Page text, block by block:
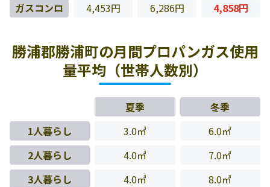
ガスコンロ
4,453円 6,286円 4,858円
勝浦郡勝浦町の月間プロパンガス使用
量平均（世帯人数別）
夏季
冬季
1人暮らし
3.0㎥
6.0㎥
2人暮らし
4.0㎥
7.0㎥
3人暮らし
4.0㎥
8.0㎥